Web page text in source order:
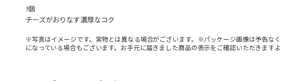
1個
チーズがおりなす濃厚なコク
※写真はイメージです。実物とは異なる場合がございます。※パッケージ画像は予告な
になっている場合もございます。お手元に届きました商品の表示をご確認いただきますよ